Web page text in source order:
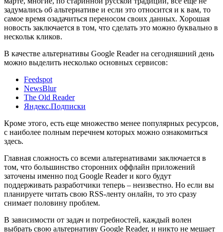
задумались об альтернативе и если это относится и к вам, то
самое время озадачиться переносом своих данных. Хорошая
новость заключается в том, что сделать это можно буквально в
нескольк кликов.
В качестве альтернативы Google Reader на сегодняшний день
можно выделить несколько основных сервисов:
Feedspot
NewsBlur
The Old Reader
Яндекс.Подписки
Кроме этого, есть еще множество менее популярных ресурсов,
с наиболее полным перечнем которых можно ознакомиться
здесь.
Главная сложность со всеми альтернативами заключается в
том, что большинство сторонних оффлайн приложений
заточены именно под Google Reader и кого будут
поддерживать разработчики теперь – неизвестно. Но если вы
планируете читать свою RSS-ленту онлайн, то это сразу
снимает половину проблем.
В зависимости от задач и потребностей, каждый волен
выбрать свою альтернативу Google Reader, и никто не мешает